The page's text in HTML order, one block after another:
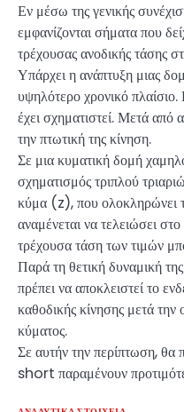
Εν μέσω της γενικής
εμφανίζονται σήματα που
τρέχουσας ανοδικής
Υπάρχει η ανάπτυξη μιας
υψηλότερο χρονικό
έχει σχηματιστεί. Μετά από
την πτωτική της κίνηση.
Σε μια κυματική δομή
σχηματισμός τριπλού
κύμα (z), που ολοκληρώνει
αναμένεται να τελειώσει
τρέχουσα τάση των τιμών
Παρά τη θετική δυναμική
πρέπει να αποκλειστεί το
καθοδικής κίνησης μετά
κύματος.
Σε αυτήν την περίπτωση, θα
short παραμένουν